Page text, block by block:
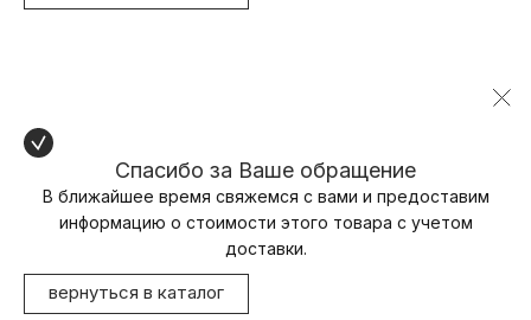
Спасибо за Ваше обращение
В ближайшее время свяжемся с вами и предоставим
информацию о стоимости этого товара с учетом
доставки.
вернуться в каталог